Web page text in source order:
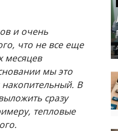
и очень
что не все еще
месяцев
мы это
В
сразу
тепловые